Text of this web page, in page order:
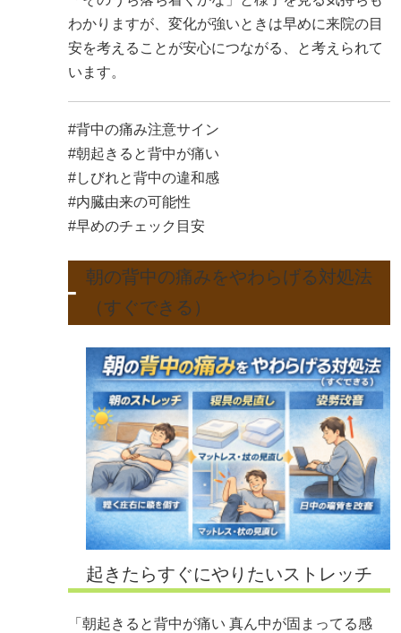
わかりますが、変化が強いときは早めに来院の目
安を考えることが安心につながる、と考えられて
います。
#背中の痛み注意サイン
#朝起きると背中が痛い
#しびれと背中の違和感
#内臓由来の可能性
#早めのチェック目安
朝の背中の痛みをやわらげる対処法
（すぐできる）
起きたらすぐにやりたいストレッチ
「朝起きると背中が痛い 真ん中が固まってる感